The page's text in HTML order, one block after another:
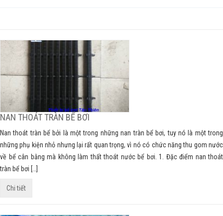
NAN THOÁT TRÀN BỂ BƠI
Nan thoát tràn bể bởi là một trong những nan tràn bể bơi, tuy nó là một trong
những phụ kiện nhỏ nhưng lại rất quan trọng, vì nó có chức năng thu gom nước
về bể cân bằng mà không làm thất thoát nước bể bơi. 1. Đặc điểm nan thoát
tràn bể bơi […]
Chi tiết